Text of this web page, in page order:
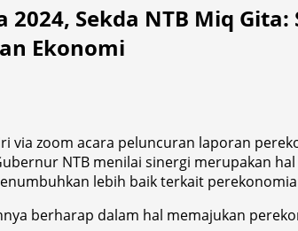
Sekda NTB Miq
Ekonomi
via zoom acara peluncuran laporan
NTB menilai sinergi merupakan
lebih baik terkait
berharap dalam hal memajukan